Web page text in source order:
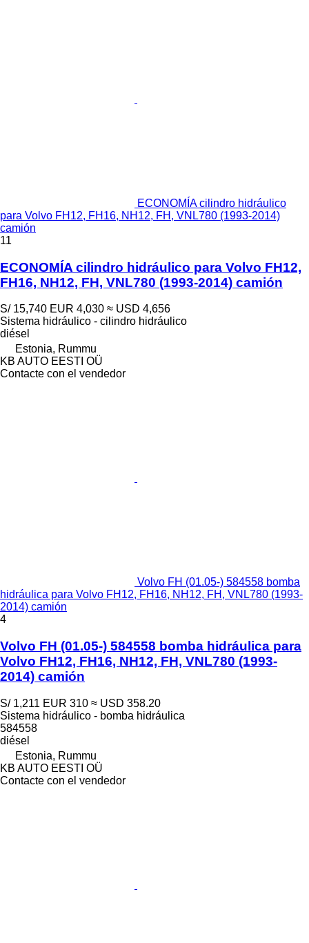
ECONOMÍA cilindro hidráulico
para Volvo FH12, FH16, NH12, FH, VNL780 (1993-2014)
camión
11
ECONOMÍA cilindro hidráulico para Volvo FH12,
FH16, NH12, FH, VNL780 (1993-2014) camión
S/ 15,740 EUR 4,030 ≈ USD 4,656
Sistema hidráulico - cilindro hidráulico
diésel
Estonia, Rummu
KB AUTO EESTI OÜ
Contacte con el vendedor
Volvo FH (01.05-) 584558 bomba
hidráulica para Volvo FH12, FH16, NH12, FH, VNL780 (1993-
2014) camión
4
Volvo FH (01.05-) 584558 bomba hidráulica para
Volvo FH12, FH16, NH12, FH, VNL780 (1993-
2014) camión
S/ 1,211 EUR 310 ≈ USD 358.20
Sistema hidráulico - bomba hidráulica
584558
diésel
Estonia, Rummu
KB AUTO EESTI OÜ
Contacte con el vendedor